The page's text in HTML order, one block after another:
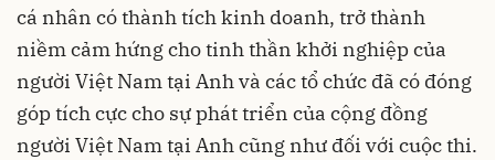
cá nhân có thành tích kinh doanh, trở thành
niềm cảm hứng cho tinh thần khởi nghiệp của
người Việt Nam tại Anh và các tổ chức đã có đóng
góp tích cực cho sự phát triển của cộng đồng
người Việt Nam tại Anh cũng như đối với cuộc thi.